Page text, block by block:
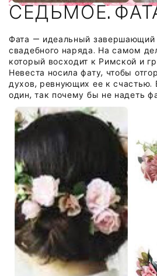
СЕДЬМОЕ.
Фата — идеальный завершающий
свадебного наряда. На самом
который восходит к Римской и
Невеста носила фату, чтобы
духов, ревнующих ее к счастью.
один, так почему бы не надеть